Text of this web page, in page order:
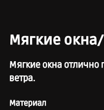
Мягкие
Мягкие окна отлично
ветра.
Материал